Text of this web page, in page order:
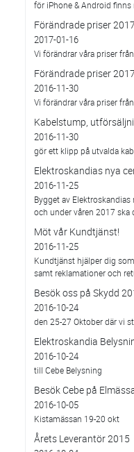
för iPhone & Android finns
Förändrade priser
2017-01-16
Vi förändrar våra priser
Förändrade priser
2016-11-30
Vi förändrar våra priser
Kabelstump,
2016-11-30
gör ett klipp på utvalda
Elektroskandias nya
2016-11-25
Bygget av
och under våren 2017 ska
Möt vår Kundtjänst!
2016-11-25
Kundtjänst hjälper dig
samt reklamationer och
Besök oss på Skydd
2016-10-24
den 25-27 Oktober där vi
Elektroskandia
2016-10-24
till Cebe Belysning
Besök Cebe på
2016-10-05
Kistamässan 19-20 okt
Årets Leverantör 2015